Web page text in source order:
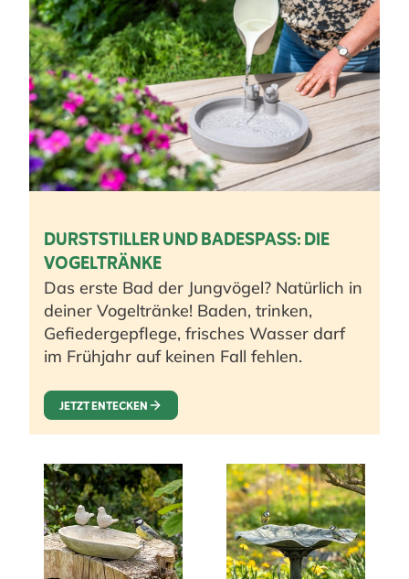
DURSTSTILLER UND BADESPASS: DIE V
OGELTRÄNKE
Das erste Bad der Jungvögel? Natürlich in
deiner Vogeltränke! Baden, trinken,
Gefiedergepflege, frisches Wasser darf
im Frühjahr auf keinen Fall fehlen.
JETZT ENTECKEN